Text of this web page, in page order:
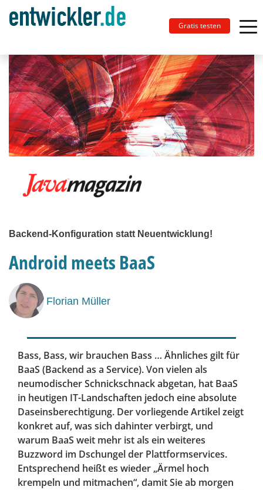
Gratis testen
Backend-Konfiguration statt Neuentwicklung!
Android meets BaaS
Florian Müller
Bass, Bass, wir brauchen Bass … Ähnliches gilt für
BaaS (Backend as a Service). Von vielen als
neumodischer Schnickschnack abgetan, hat BaaS
in heutigen IT-Landschaften jedoch eine absolute
Daseins­berechtigung. Der vorliegende Artikel zeigt
konkret auf, was sich dahinter verbirgt, und
warum BaaS weit mehr ist als ein weiteres
Buzzword im Dschungel der Plattformservices.
Entsprechend heißt es wieder „Ärmel hoch
krempeln und mitmachen“, damit Sie ab morgen